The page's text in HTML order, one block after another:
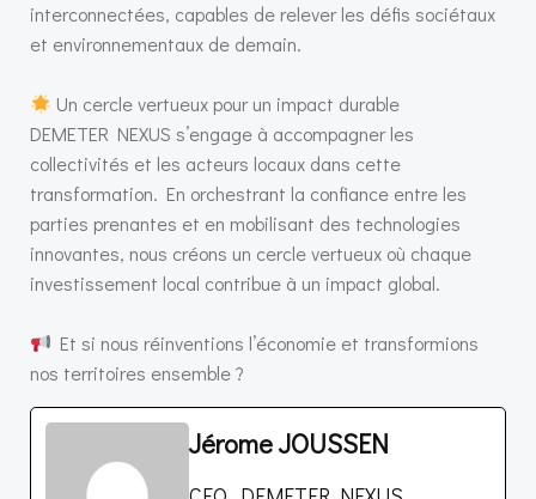
interconnectées, capables de relever les défis sociétaux
et environnementaux de demain.
Un cercle vertueux pour un impact durable
DEMETER NEXUS s’engage à accompagner les
collectivités et les acteurs locaux dans cette
transformation. En orchestrant la confiance entre les
parties prenantes et en mobilisant des technologies
innovantes, nous créons un cercle vertueux où chaque
investissement local contribue à un impact global.
Et si nous réinventions l’économie et transformions
nos territoires ensemble ?
Jérome JOUSSEN